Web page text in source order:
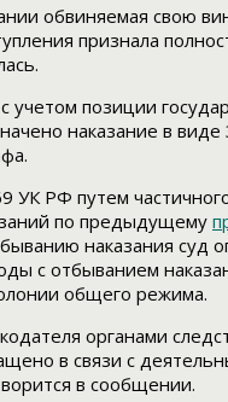
обвиняемая свою
признала
учетом позиции
наказание в
УК РФ путем
по предыдущему
наказания суд
с отбыванием
общего режима.
органами
в связи с
в сообщении.